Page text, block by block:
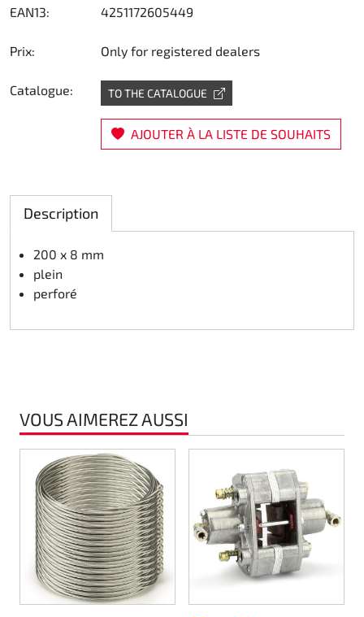
EAN13: 4251172605449
Prix: Only for registered dealers
Catalogue: TO THE CATALOGUE
AJOUTER À LA LISTE DE SOUHAITS
Description
200 x 8 mm
plein
perforé
VOUS AIMEREZ AUSSI
Direction
Pièce de maintine
Plastique XTR 14
Plastique accessoires
Rotax EVO-MAX
Rotax XPS Kart Tech
Sièges
Courroie crantrée
Ignition